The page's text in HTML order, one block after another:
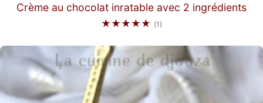
Crème au chocolat inratable avec 2 ingrédients
★★★★★ (1)